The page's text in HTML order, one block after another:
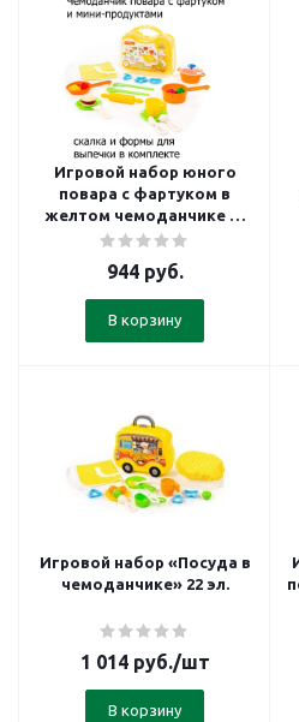
Игровой набор юного
повара с фартуком в
желтом чемоданчике 28
элементов
944руб.
В корзину
Игровой набор «Посуда в
чемоданчике» 22 эл.
1 014руб./шт
В корзину